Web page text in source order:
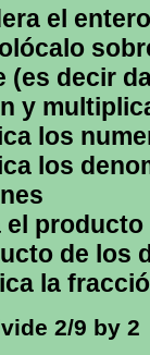
el
(es decir
y
los
los
el
de los
la
2/9 by 2